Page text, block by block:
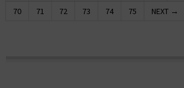
70
71 72 73 74 75 NEXT →